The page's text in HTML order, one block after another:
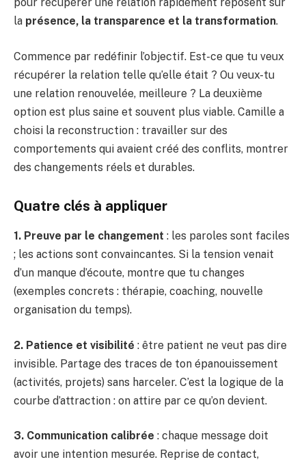
pour récupérer une relation rapidement reposent sur
la présence, la transparence et la transformation.
Commence par redéfinir l’objectif. Est-ce que tu veux
récupérer la relation telle qu’elle était ? Ou veux-tu
une relation renouvelée, meilleure ? La deuxième
option est plus saine et souvent plus viable. Camille a
choisi la reconstruction : travailler sur des
comportements qui avaient créé des conflits, montrer
des changements réels et durables.
Quatre clés à appliquer
1. Preuve par le changement : les paroles sont faciles
; les actions sont convaincantes. Si la tension venait
d’un manque d’écoute, montre que tu changes
(exemples concrets : thérapie, coaching, nouvelle
organisation du temps).
2. Patience et visibilité : être patient ne veut pas dire
invisible. Partage des traces de ton épanouissement
(activités, projets) sans harceler. C’est la logique de la
courbe d’attraction : on attire par ce qu’on devient.
3. Communication calibrée : chaque message doit
avoir une intention mesurée. Reprise de contact,